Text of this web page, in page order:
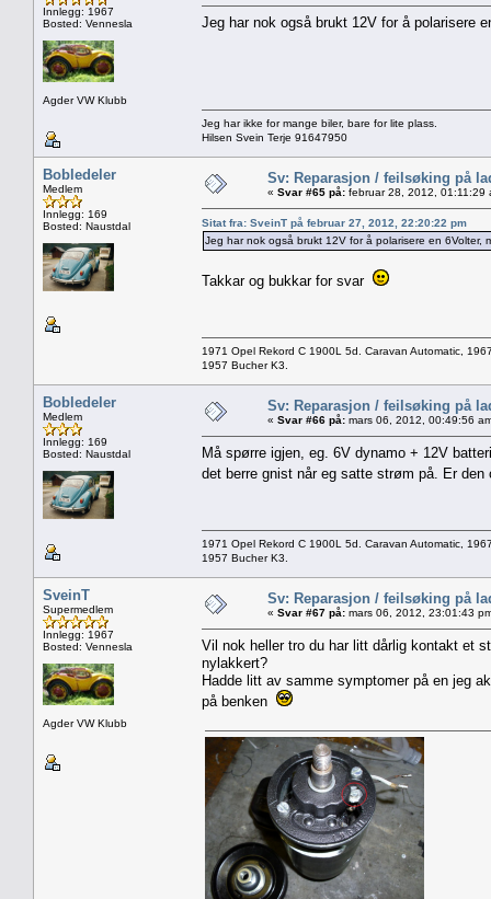
Innlegg: 1967
Bosted: Vennesla
Agder VW Klubb
Jeg har nok også brukt 12V for å polarisere
Jeg har ikke for mange biler, bare for lite plass.
Hilsen Svein Terje 91647950
Bobledeler
Medlem
Innlegg: 169
Bosted: Naustdal
Sv: Reparasjon / feilsøking på
« Svar #65 på: februar 28, 2012, 01:11:29
Sitat fra: SveinT på februar 27, 2012, 22:20:22 pm
Jeg har nok også brukt 12V for å polarisere en
Takkar og bukkar for svar
1971 Opel Rekord C 1900L 5d. Caravan Automatic,
1957 Bucher K3.
Bobledeler
Medlem
Innlegg: 169
Bosted: Naustdal
Sv: Reparasjon / feilsøking på
« Svar #66 på: mars 06, 2012, 00:49:56
Må spørre igjen, eg. 6V dynamo + 12V
det berre gnist når eg satte strøm på. Er
1971 Opel Rekord C 1900L 5d. Caravan Automatic,
1957 Bucher K3.
SveinT
Supermedlem
Innlegg: 1967
Bosted: Vennesla
Agder VW Klubb
Sv: Reparasjon / feilsøking på
« Svar #67 på: mars 06, 2012, 23:01:43
Vil nok heller tro du har litt dårlig kontakt et
nylakkert?
Hadde litt av samme symptomer på en jeg
på benken